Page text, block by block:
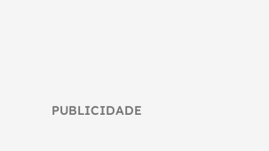
PUBLICIDADE